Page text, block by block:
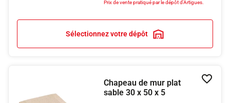
Prix de vente pratiqué par le dépôt d'Artigues.
Sélectionnez votre dépôt
Chapeau de mur plat
sable 30 x 50 x 5